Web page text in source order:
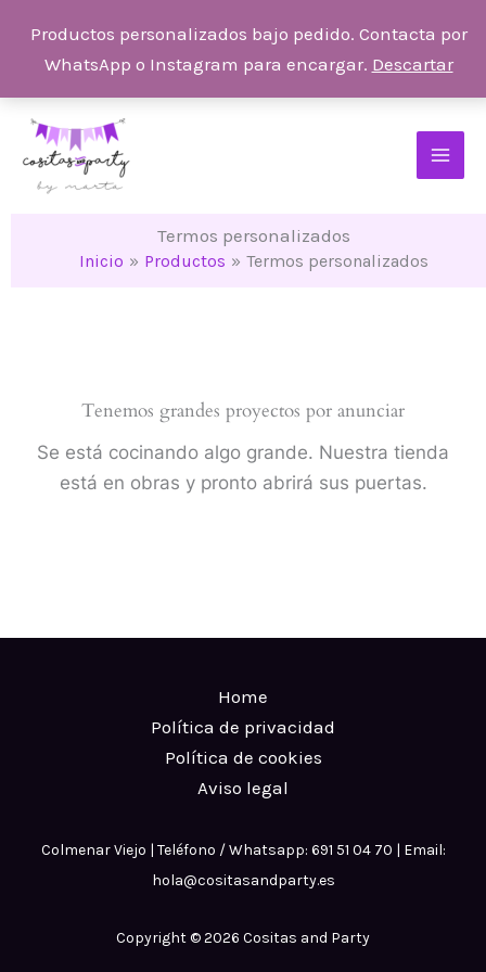
Productos personalizados bajo pedido. Contacta por
WhatsApp o Instagram para encargar. Descartar
contenido
Termos personalizados
Inicio Productos Termos personalizados
Tenemos grandes proyectos por anunciar
Se está cocinando algo grande. Nuestra tienda
está en obras y pronto abrirá sus puertas.
Home
Política de privacidad
Política de cookies
Aviso legal
Colmenar Viejo | Teléfono / Whatsapp: 691 51 04 70 | Email:
hola@cositasandparty.es
Copyright © 2026 Cositas and Party